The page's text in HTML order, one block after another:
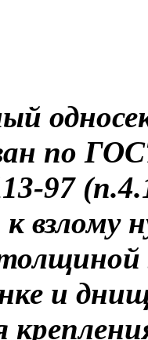
по
97
взлому
и